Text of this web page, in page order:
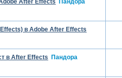
After Effects Пандора
в Adobe After Effects
в After Effects Пандора